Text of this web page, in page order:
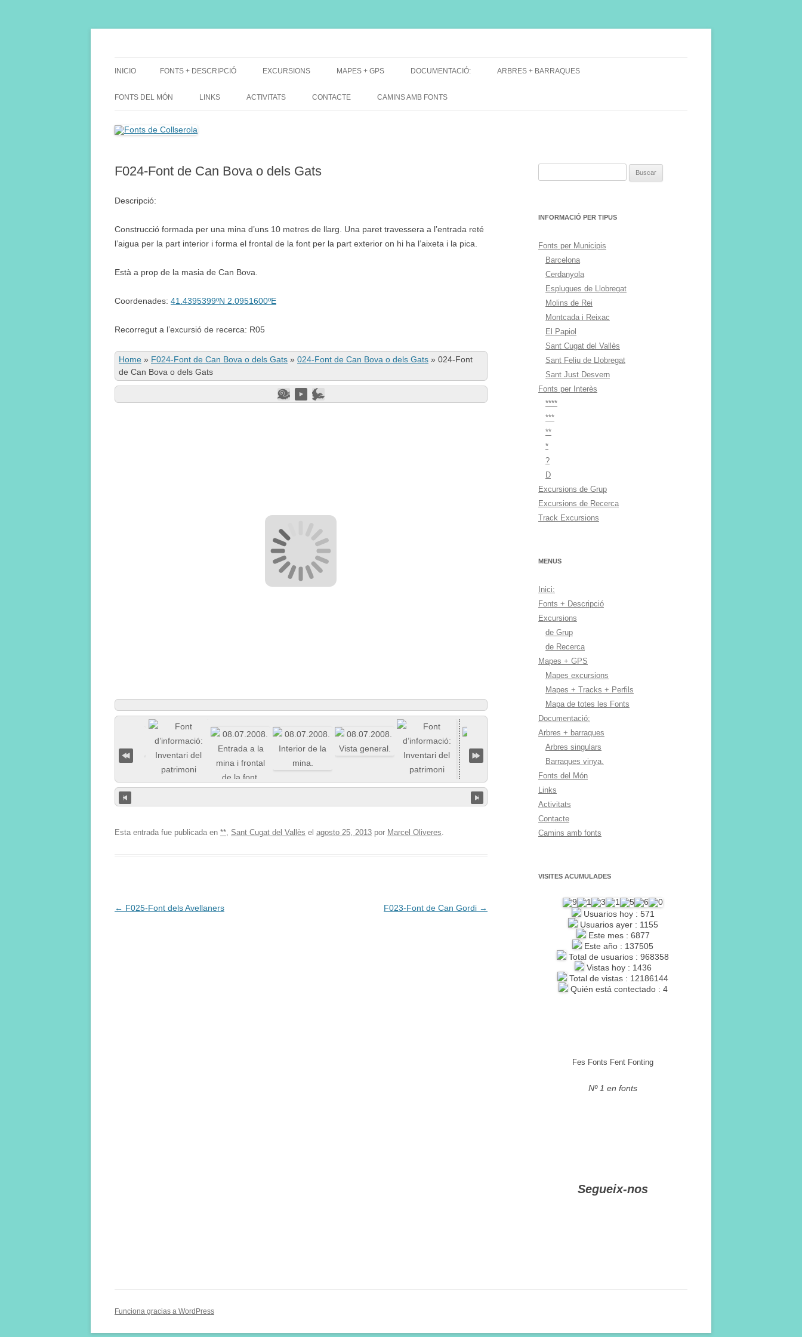
INICIO FONTS + DESCRIPCIÓ EXCURSIONS
DE GRUP
MAPES + GPS
MAPES EXCURSIONS
DOCUMENTACIÓ: ARBRES + BARRAQUES
FONTS DEL MÓN LINKS ACTIVITATS CONTACTE CAMINS AMB FONTS
F024-Font de Can Bova o dels Gats
Descripció:
Construcció formada per una mina d’uns 10 metres de llarg. Una paret travessera a l’entrada reté
l’aigua per la part interior i forma el frontal de la font per la part exterior on hi ha l’aixeta i la pica.
Està a prop de la masia de Can Bova.
Coordenades: 41.4395399ºN 2.0951600ºE
Recorregut a l’excursió de recerca: R05
Home » F024-Font de Can Bova o dels Gats » 024-Font de Can Bova o dels Gats » 024-Font
de Can Bova o dels Gats
Esta entrada fue publicada en **, Sant Cugat del Vallès el agosto 25, 2013 por Marcel Oliveres.
Navegación
← F025-Font dels Avellaners F023-Font de Can Gordi →
INFORMACIÓ PER TIPUS
Fonts per Municipis
Barcelona
Cerdanyola
Esplugues de Llobregat
Molins de Rei
Montcada i Reixac
El Papiol
Sant Cugat del Vallès
Sant Feliu de Llobregat
Sant Just Desvern
Fonts per Interès
****
***
**
*
?
D
Excursions de Grup
Excursions de Recerca
Track Excursions
MENUS
Inici:
Fonts + Descripció
Excursions
de Grup
de Recerca
Mapes + GPS
Mapes excursions
Mapes + Tracks + Perfils
Mapa de totes les Fonts
Documentació:
Arbres + barraques
Arbres singulars
Barraques vinya.
Fonts del Món
Links
Activitats
Contacte
Camins amb fonts
VISITES ACUMULADES
Usuarios hoy : 571
Usuarios ayer : 1155
Este mes : 6877
Este año : 137505
Total de usuarios : 968358
Vistas hoy : 1436
Total de vistas : 12186144
Quién está contectado : 4
Fes Fonts Fent Fonting
Nº 1 en fonts
Segueix-nos
Funciona gracias a WordPress